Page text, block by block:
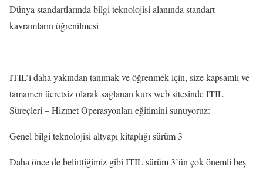
Dünya standartlarında bilgi teknolojisi alanında standart
kavramların öğrenilmesi
ITIL’i daha yakından tanımak ve öğrenmek için, size kapsamlı ve
tamamen ücretsiz olarak sağlanan kurs web sitesinde ITIL
Süreçleri – Hizmet Operasyonları eğitimini sunuyoruz:
Genel bilgi teknolojisi altyapı kitaplığı sürüm 3
Daha önce de belirttiğimiz gibi ITIL sürüm 3’ün çok önemli beş